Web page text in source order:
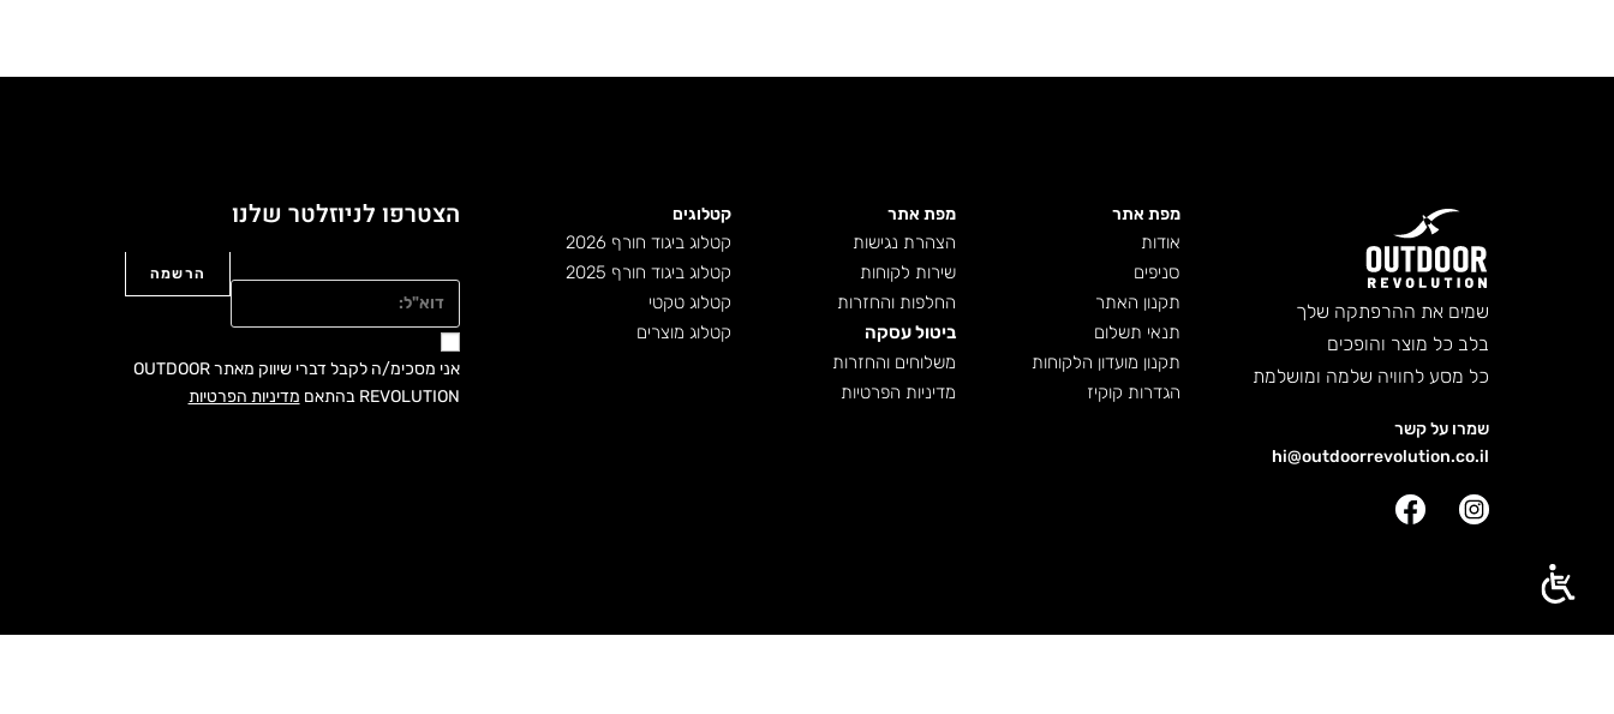
שמים את ההרפתקה שלך
בלב כל מוצר והופכים
כל מסע לחוויה שלמה ומושלמת
שמרו על קשר
hi@outdoorrevolution.co.il
קטלוגים
קטלוג ביגוד חורף 2026
קטלוג ביגוד חורף 2025
קטלוג טקטי
קטלוג מוצרים
מפת אתר
הצהרת נגישות
שירות לקוחות
החלפות והחזרות
ביטול עסקה
משלוחים והחזרות
מדיניות הפרטיות
מפת אתר
אודות
סניפים
תקנון האתר
תנאי תשלום
תקנון מועדון הלקוחות
הגדרות קוקיז
הצטרפו לניוזלטר שלנו
אני מסכימ/ה לקבל דברי שיווק מאתר OUTDOOR
REVOLUTION בהתאם
מדיניות הפרטיות